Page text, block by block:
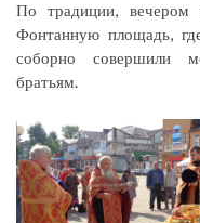
По традиции,
Фонтанную площадь,
соборно совершили
братьям.